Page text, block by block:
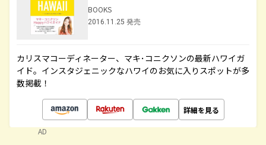
BOOKS
2016.11.25 発売
カリスマコーディネーター、マキ･コニクソンの最新ハワイガ
イド。インスタジェニックなハワイのお気に入りスポットが多
数掲載！
詳細を見る
AD